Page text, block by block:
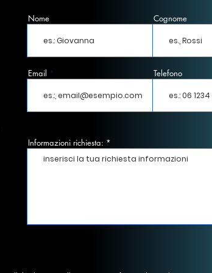
Nome Cognome
Email Telefono
Informazioni richiesta: